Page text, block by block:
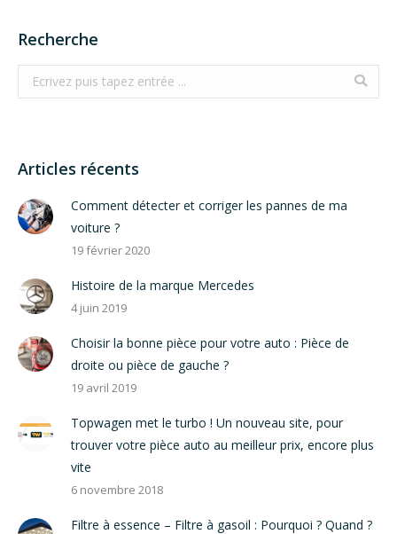
Recherche
Search:
Articles récents
Comment détecter et corriger les pannes de ma
voiture ?
19 février 2020
Histoire de la marque Mercedes
4 juin 2019
Choisir la bonne pièce pour votre auto : Pièce de
droite ou pièce de gauche ?
19 avril 2019
Topwagen met le turbo ! Un nouveau site, pour
trouver votre pièce auto au meilleur prix, encore plus
vite
6 novembre 2018
Filtre à essence – Filtre à gasoil : Pourquoi ? Quand ?